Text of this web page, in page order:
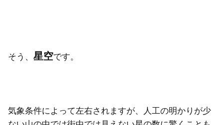
そう、 星空です。
気象条件によって左右されますが、人工の明かりが少